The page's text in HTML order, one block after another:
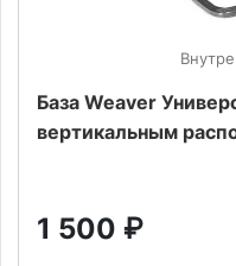
База Weaver
вертикальным
1 500 ₽